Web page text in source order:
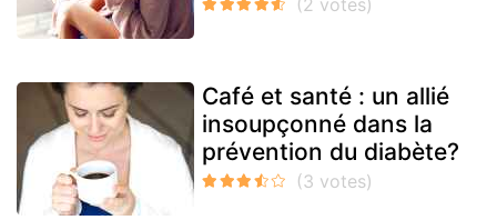
Café et santé : un allié
insoupçonné dans la
prévention du diabète?